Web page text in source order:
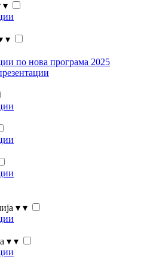
▾
▾
по нова програма 2025
▾ ▾
▾ ▾